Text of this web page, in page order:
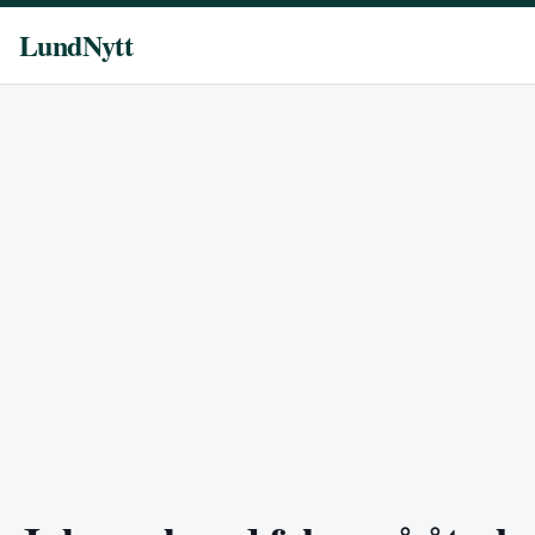
LundNytt